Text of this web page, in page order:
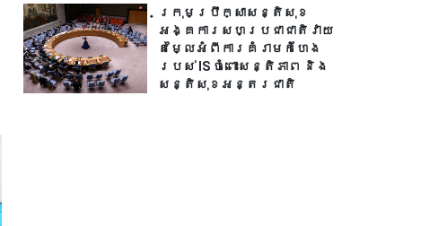
ក្រុមប្រឹក្សាសន្តិសុខ
អង្គការសហប្រជាជាតិវាយ
តម្លៃអំពីការគំរាមកំហែង
របស់ IS ចំពោះសន្តិភាព និង
សន្តិសុខអន្តរជាតិ